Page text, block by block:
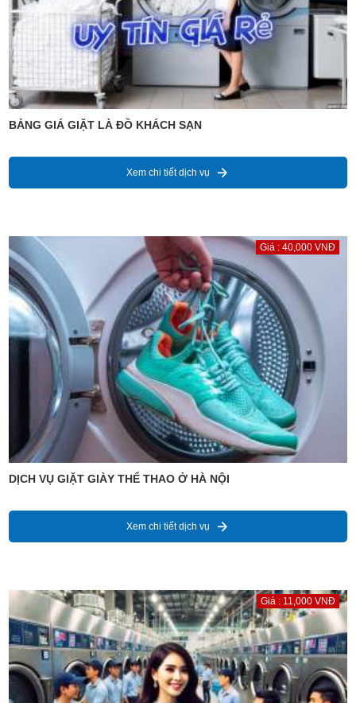
BẢNG GIÁ GIẶT LÀ ĐỒ KHÁCH SẠN
Xem chi tiết dịch vụ
Giá : 40,000 VNĐ
DỊCH VỤ GIẶT GIÀY THỂ THAO Ở HÀ NỘI
Xem chi tiết dịch vụ
Giá : 11,000 VNĐ